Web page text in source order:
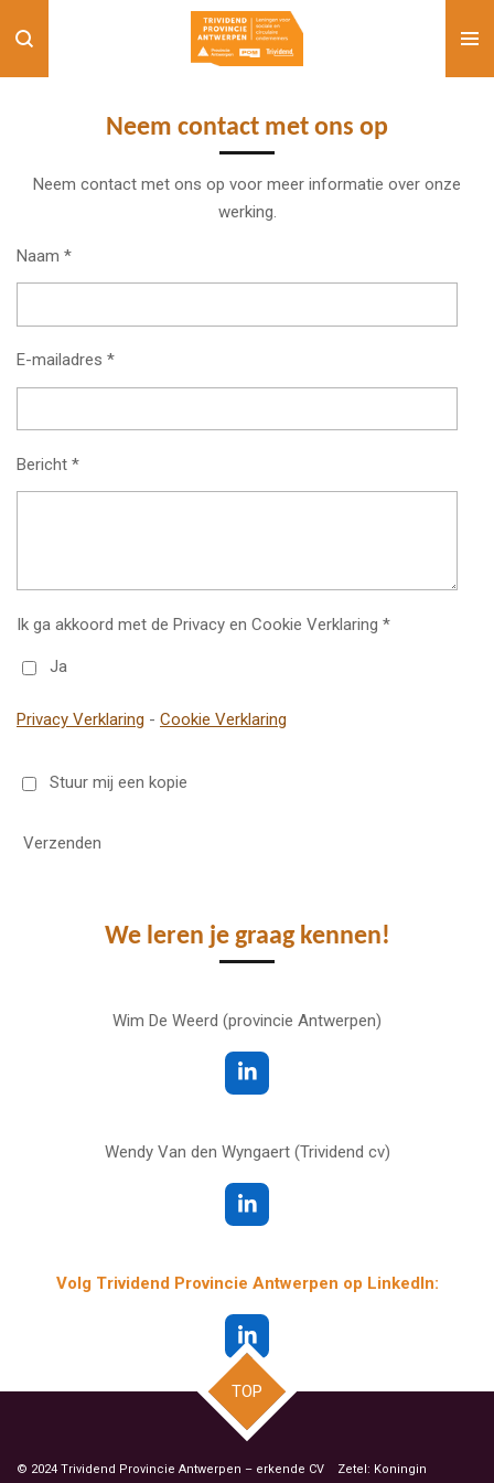
direct
naar
hoofdinhoudNeem contact met ons op
Neem contact met ons op voor meer informatie over onze
werking.
Naam *
E-mailadres *
Bericht *
Ik ga akkoord met de Privacy en Cookie Verklaring *
Ja
Privacy Verklaring - Cookie Verklaring
Stuur mij een kopie
Verzenden
We leren je graag kennen!
Wim De Weerd (provincie Antwerpen)
L
i
e
d
I
Wendy Van den Wyngaert (Trividend cv)
L
i
e
d
I
n
Volg Trividend Provincie Antwerpen op LinkedIn:
L
n
e
d
TOP
© 2024 Trividend Provincie Antwerpen – erkende CV Zetel: Koningin